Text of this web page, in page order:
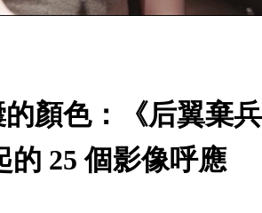
顏色：《后翼棄
的 25 個影像呼應